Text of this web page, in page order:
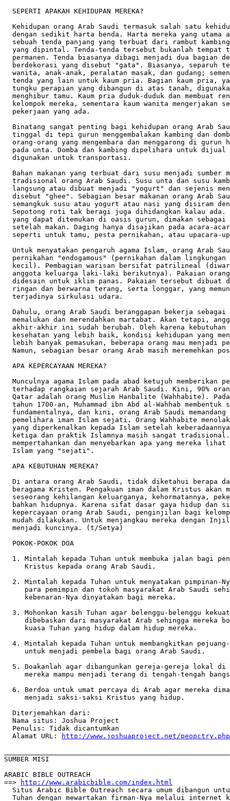
  SEPERTI APAKAH KEHIDUPAN MEREKA?
Kehidupan orang Arab Saudi termasuk salah satu
dengan sedikit harta benda. Harta mereka yang utama
sebuah tenda panjang yang terbuat dari rambut
yang dipintal. Tenda-tenda tersebut bukanlah
permanen. Tenda biasanya dibagi menjadi dua bagian
berdekorasi yang disebut "gata". Biasanya, separuh
wanita, anak-anak, peralatan masak, dan gudang;
tenda yang lain untuk kaum pria. Bagian kaum
tungku perapian yang dibangun di atas tanah,
menghibur tamu. Kaum pria duduk-duduk dan
kelompok mereka, sementara kaum wanita mengerjakan
  pekerjaan yang ada.
Binatang sangat penting bagi kehidupan orang Arab
tinggal di tepi gurun menggembalakan kambing dan
orang-orang yang mengembara dan menggarong di gurun
pada unta. Domba dan kambing dipelihara untuk
  digunakan untuk transportasi.
Bahan makanan yang terbuat dari susu menjadi sumber
tradisional orang Arab Saudi. Susu unta dan susu
langsung atau dibuat menjadi "yogurt" dan
disebut "ghee". Sebagian besar makanan orang Arab
semangkuk susu atau yogurt atau nasi yang
Sepotong roti tak beragi juga dihidangkan kalau
yang dapat ditemukan di oasis gurun, dimakan sebagai
setelah makan. Daging hanya disajikan pada
seperti untuk tamu, pesta pernikahan, atau
Untuk menyatakan pengaruh agama Islam, orang Arab
pernikahan "endogamous" (pernikahan dalam
kecil). Pembagian warisan bersifat patrilineal
anggota keluarga laki-laki berikutnya). Pakaian
didesain untuk iklim panas. Pakaian tersebut
ringan dan berwarna terang, serta longgar, yang
  terjadinya sirkulasi udara.
Dahulu, orang Arab Saudi beranggapan bekerja
memalukan dan merendahkan martabat. Akan tetapi,
akhir-akhir ini sudah berubah. Oleh karena
kesehatan yang lebih baik, kondisi kehidupan yang
lebih banyak pemasukan, beberapa orang mau menjadi
Namun, sebagian besar orang Arab masih meremehkan
  APA KEPERCAYAAN MEREKA?
Munculnya agama Islam pada abad ketujuh memberikan
terhadap rangkaian sejarah Arab Saudi. Kini, 90%
Qatar adalah orang Muslim Hanbalite (Wahhabite).
tahun 1700-an, Muhammad ibn Abd al-Wahhab
fundamentalnya, dan kini, orang Arab Saudi memandang
pemelihara iman Islam sejati. Orang Wahhabite
yang diperkenalkan kepada Islam setelah
ketiga dan praktik Islamnya masih sangat
mempertahankan dan menyebarkan apa yang mereka
  Islam yang "sejati".
  APA KEBUTUHAN MEREKA?
Di antara orang Arab Saudi, tidak diketahui berapa
beragama Kristen. Pengakuan iman dalam Kristus akan
seseorang kehilangan keluarganya, kehormatannya,
bahkan hidupnya. Karena sifat dasar gaya hidup
kepercayaan orang Arab Saudi, penginjilan bagi
mudah dilakukan. Untuk menjangkau mereka dengan
  menjadi kuncinya. (t/Setya)
  POKOK-POKOK DOA
1. Mintalah kepada Tuhan untuk membuka jalan bagi
     Kristus kepada orang Arab Saudi.
2. Mintalah kepada Tuhan untuk menyatakan
para pemimpin dan tokoh masyarakat Arab Saudi
     kebenaran-Nya dinyatakan bagi mereka.
3. Mohonkan kasih Tuhan agar belenggu-belenggu
dibebaskan dari masyarakat Arab sehingga
     kuasa Tuhan yang hidup dalam hidup mereka.
4. Mintalah kepada Tuhan untuk membangkitkan
     untuk menjadi pembela bagi orang Arab Saudi.
5. Doakanlah agar dibangunkan gereja-gereja lokal
mereka mampu menjadi terang di tengah-tengah
6. Berdoa untuk umat percaya di Arab agar mereka
     menjadi saksi-saksi Kristus yang hidup.
  Diterjemahkan dari:
  Nama situs: Joshua Project
  Penulis: Tidak dicantumkan
  Alamat URL:
http://www.joshuaproject.net/peopctry.php
SUMBER MISI
ARABIC BIBLE OUTREACH
==>
http://www.arabicbible.com/index.html
Situs Arabic Bible Outreach secara umum dibangun
Tuhan dengan mewartakan firman-Nya melalui